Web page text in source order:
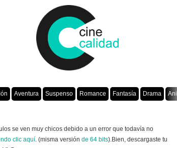
Aventura Suspenso Romance Fantasía Drama
se ven muy chicos debido a un error que todavía no
clic aquí. (misma versión de 64 bits).Bien, descargaste tu